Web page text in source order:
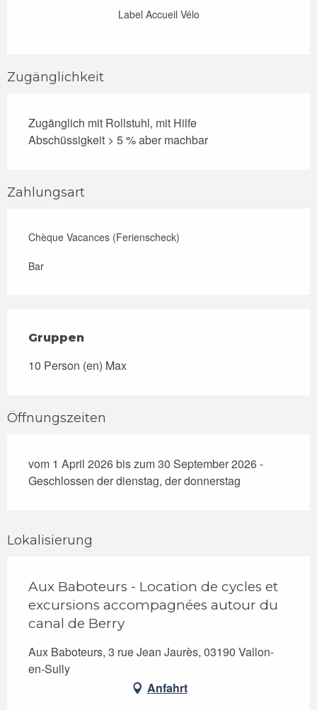
Label Accueil Vélo
Zugänglichkeit
Zugänglich mit Rollstuhl, mit Hilfe
Abschüssigkeit > 5 % aber machbar
Zahlungsart
Chèque Vacances (Ferienscheck)
Bar
Gruppen
Gruppen
10 Person (en) Max
Öffnungszeiten
vom 1 April 2026 bis zum 30 September 2026 -
Geschlossen der dienstag, der donnerstag
Lokalisierung
Aux Baboteurs - Location de cycles et
excursions accompagnées autour du
canal de Berry
Aux Baboteurs, 3 rue Jean Jaurès, 03190 Vallon-
en-Sully
Anfahrt